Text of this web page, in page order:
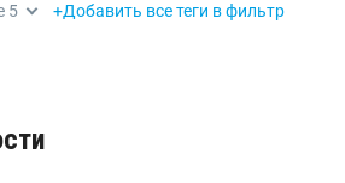
5 +Добавить все теги в фильтр